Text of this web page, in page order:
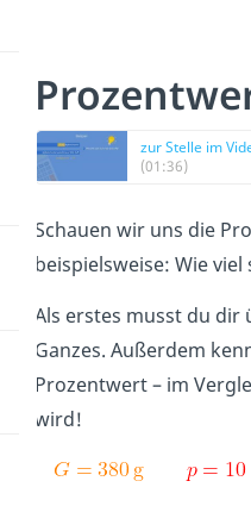
zur Stelle im
(01:36)
Schauen wir uns die
beispielsweise: Wie
Als erstes musst du
Ganzes. Außerdem
Prozentwert – im
wird!